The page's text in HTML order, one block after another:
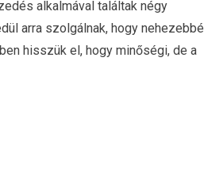
alkalmával találtak négy
arra szolgálnak, hogy nehezebbé
hisszük el, hogy minőségi, de a